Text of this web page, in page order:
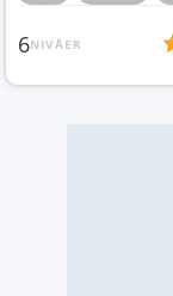
6NIVÅER